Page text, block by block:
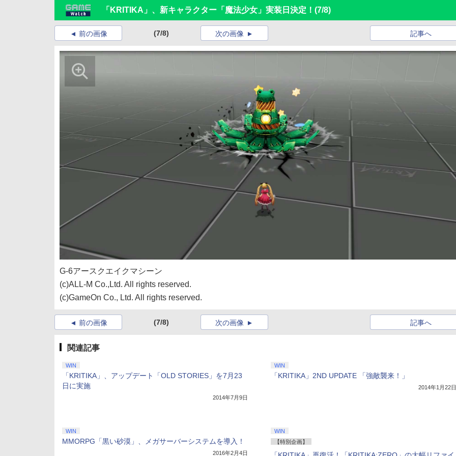
「KRITIKA」、新キャラクター「魔法少女」実装日決定！ (7/8)
前の画像 (7/8) 記事へ
次の画像
G-6アースクエイクマシーン
(c)ALL-M Co.,Ltd. All rights reserved.
(c)GameOn Co., Ltd. All rights reserved.
前の画像 (7/8) 記事へ
次の画像
関連記事
WIN
「KRITIKA」、アップデート「OLD STORIES」を7月23
日に実施
2014年7月9日
WIN
「KRITIKA」2ND UPDATE 「強敵襲来！」
2014年1月22日
WIN
MMORPG「黒い砂漠」、メガサーバーシステムを導入！
2016年2月4日
WIN
【特別企画】